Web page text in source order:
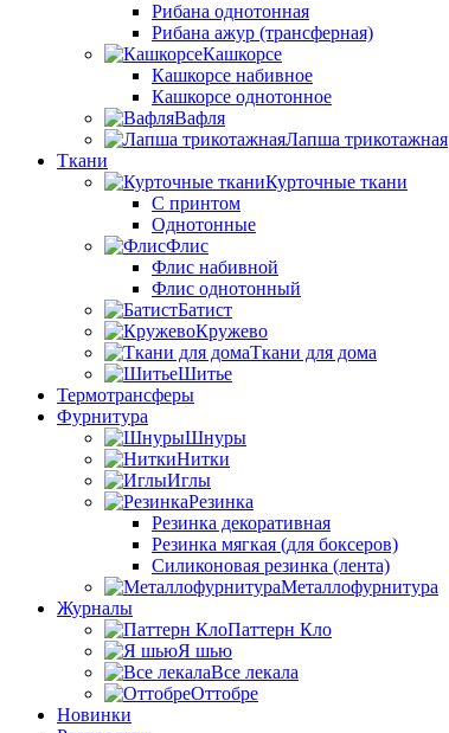
Рибана однотонная
Рибана ажур (трансферная)
Кашкорсе
Кашкорсе набивное
Кашкорсе однотонное
Вафля
Лапша трикотажная
Ткани
Курточные ткани
С принтом
Однотонные
Флис
Флис набивной
Флис однотонный
Батист
Кружево
Ткани для дома
Шитье
Термотрансферы
Фурнитура
Шнуры
Нитки
Иглы
Резинка
Резинка декоративная
Резинка мягкая (для боксеров)
Силиконовая резинка (лента)
Металлофурнитура
Журналы
Паттерн Кло
Я шью
Все лекала
Оттобре
Новинки